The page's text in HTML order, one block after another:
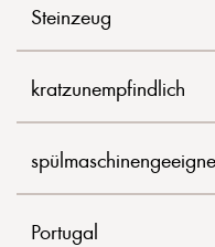
Steinzeug
kratzunempfindlich
Portugal